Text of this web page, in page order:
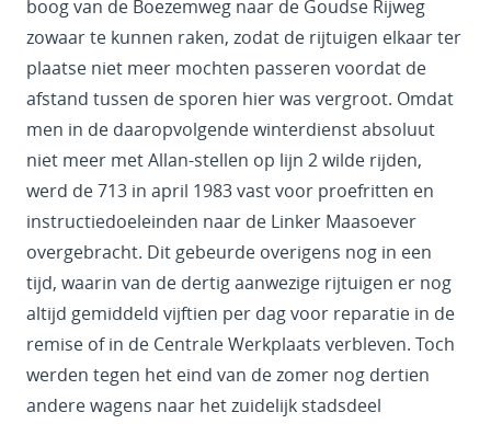
boog van de Boezemweg naar de Goudse Rijweg
zowaar te kunnen raken, zodat de rijtuigen elkaar ter
plaatse niet meer mochten passeren voordat de
afstand tussen de sporen hier was vergroot. Omdat
men in de daaropvolgende winterdienst absoluut
niet meer met Allan-stellen op lijn 2 wilde rijden,
werd de 713 in april 1983 vast voor proefritten en
instructiedoeleinden naar de Linker Maasoever
overgebracht. Dit gebeurde overigens nog in een
tijd, waarin van de dertig aanwezige rijtuigen er nog
altijd gemiddeld vijftien per dag voor reparatie in de
remise of in de Centrale Werkplaats verbleven. Toch
werden tegen het eind van de zomer nog dertien
andere wagens naar het zuidelijk stadsdeel